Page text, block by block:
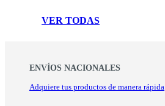
VER TODAS
ENVÍOS NACIONALES
Adquiere tus productos de manera rápida